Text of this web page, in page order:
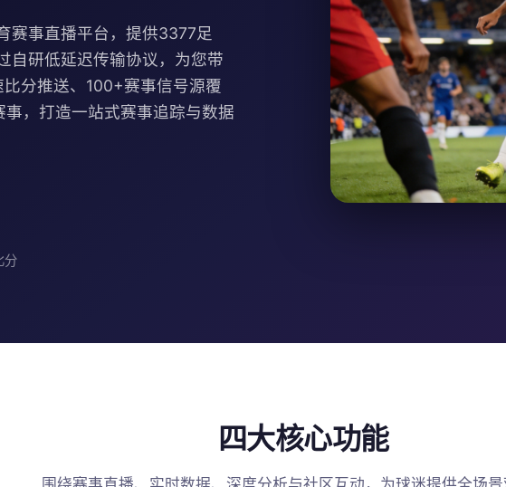
赛事直播平台，提供3377足
自研低延迟传输协议，为您带
分推送、100+赛事信号源覆
，打造一站式赛事追踪与数据
分
四大核心功能